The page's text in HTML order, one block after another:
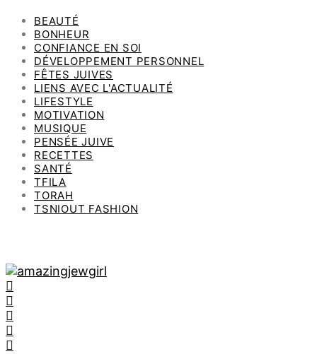
BEAUTÉ
BONHEUR
CONFIANCE EN SOI
DÉVELOPPEMENT PERSONNEL
FÊTES JUIVES
LIENS AVEC L'ACTUALITÉ
LIFESTYLE
MOTIVATION
MUSIQUE
PENSÉE JUIVE
RECETTES
SANTÉ
TFILA
TORAH
TSNIOUT FASHION